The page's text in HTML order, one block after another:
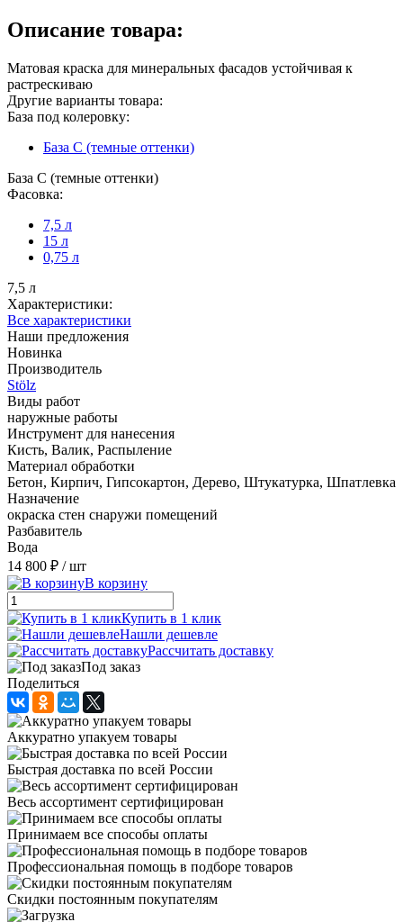
Описание товара:
Матовая краска для минеральных фасадов устойчивая к
растрескиваю
Другие варианты товара:
База под колеровку:
База С (темные оттенки)
База С (темные оттенки)
Фасовка:
7,5 л
15 л
0,75 л
7,5 л
Характеристики:
Все характеристики
Наши предложения
Новинка
Производитель
Stölz
Виды работ
наружные работы
Инструмент для нанесения
Кисть, Валик, Распыление
Материал обработки
Бетон, Кирпич, Гипсокартон, Дерево, Штукатурка, Шпатлевка
Назначение
окраска стен снаружи помещений
Разбавитель
Вода
14 800 ₽ / шт
В корзину
Купить в 1 клик
Нашли дешевле
Рассчитать доставку
Под заказ
Поделиться
Аккуратно упакуем товары
Быстрая доставка по всей России
Весь ассортимент сертифицирован
Принимаем все способы оплаты
Профессиональная помощь в подборе товаров
Скидки постоянным покупателям